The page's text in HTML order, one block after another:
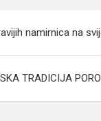
namirnica na
TRADICIJA